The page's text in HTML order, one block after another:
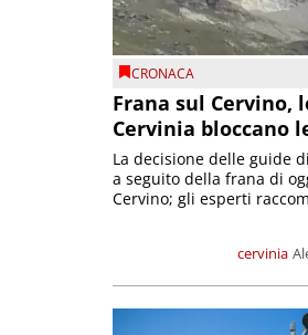
CRONACA
Frana sul Cervino,
Cervinia bloccano
cervinia
La decisione delle guide
a seguito della frana di
Cervino; gli esperti